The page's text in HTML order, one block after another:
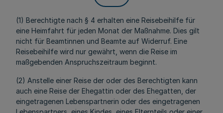
(1) Berechtigte nach § 4 erhalten eine Reisebeihilfe für
eine Heimfahrt für jeden Monat der Maßnahme. Dies gilt
nicht für Beamtinnen und Beamte auf Widerruf. Eine
Reisebeihilfe wird nur gewährt, wenn die Reise im
maßgebenden Anspruchszeitraum beginnt.
(2) Anstelle einer Reise der oder des Berechtigten kann
auch eine Reise der Ehegattin oder des Ehegatten, der
eingetragenen Lebenspartnerin oder des eingetragenen